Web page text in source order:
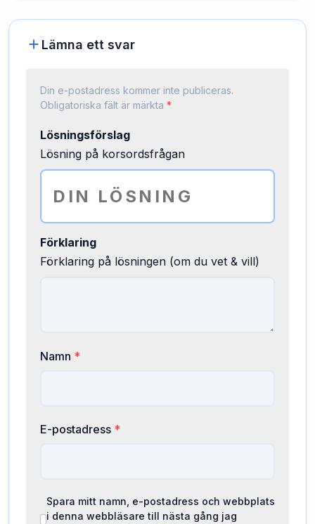
Lämna ett svar
Din e-postadress kommer inte publiceras.
Obligatoriska fält är märkta *
Lösningsförslag
Lösning på korsordsfrågan
Förklaring
Förklaring på lösningen (om du vet & vill)
Namn *
E-postadress *
Spara mitt namn, e-postadress och webbplats
i denna webbläsare till nästa gång jag